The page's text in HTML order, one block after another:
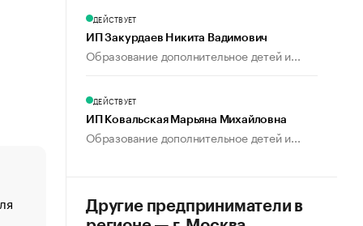
«От спорта тело стареет иначе». Как живет глава
создавшей GTA
ДЕЙСТВУЕТ
ИП Закурдаев Никита Вадимович
Образование дополнительное детей и...
ДЕЙСТВУЕТ
ИП Ковальская Марьяна Михайловна
Образование дополнительное детей и...
Другие предприниматели в